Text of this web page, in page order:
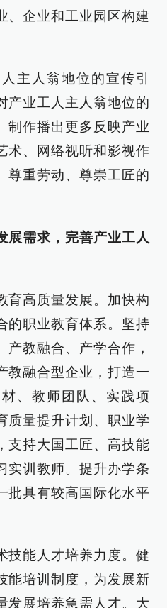
、企业和工业园区构建
主人翁地位的宣传引
产业工人主人翁地位的
制作播出更多反映产业
术、网络视听和影视作
尊重劳动、尊崇工匠的
展需求，完善产业工人
育高质量发展。加快构
的职业教育体系。坚持
产教融合、产学合作，
教融合型企业，打造一
、教师团队、实践项
质量提升计划、职业学
支持大国工匠、高技能
实训教师。提升办学条
批具有较高国际化水平
技能人才培养力度。健
能培训制度，为发展新
发展培养急需人才。大